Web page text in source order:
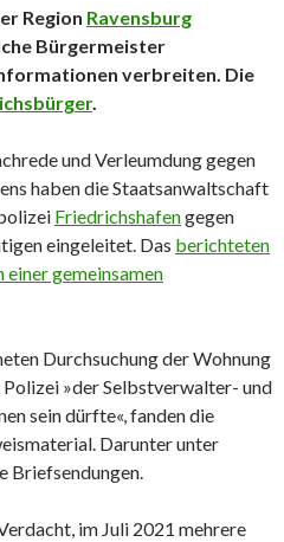
Region Ravensburg
Bürgermeister
verbreiten. Die
.
und Verleumdung gegen
haben die Staatsanwaltschaft
Friedrichshafengegen
eingeleitet. Das berichteten
gemeinsamen
Durchsuchung der Wohnung
»der Selbstverwalter- und
sein dürfte«, fanden die
Darunter unter
Briefsendungen.
im Juli 2021 mehrere